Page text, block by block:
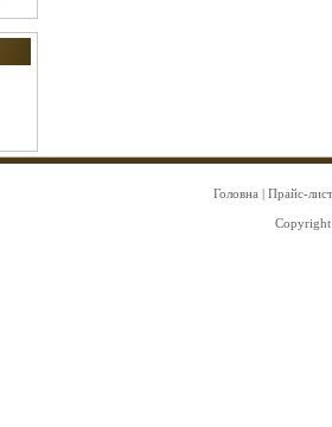
Головна | Прайс-лист